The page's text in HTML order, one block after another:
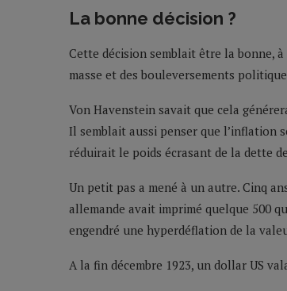
La bonne décision ?
Cette décision semblait être la bonne, à
masse et des bouleversements
Von Havenstein savait que cela
Il semblait aussi penser que l’inflation
réduirait le poids écrasant de la dette
Un petit pas a mené à un autre. Cinq
allemande avait imprimé quelque 500
engendré une hyperdéflation de la
A la fin décembre 1923, un dollar US